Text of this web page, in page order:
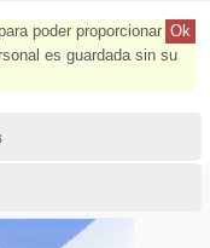
Ok
poder proporcionar
es guardada sin su